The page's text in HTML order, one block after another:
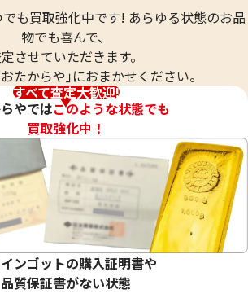
18金 (K18) メガネ
26.0g
参考買取価格
も買取強化中です! あらゆる状態のお品
物でも喜んで、
させていただきます。
たからや｣におまかせください。
すべて査定大歓迎!
やではこのような状態でも
買取強化中！
ンゴットの購入証明書や
品質保証書がない状態